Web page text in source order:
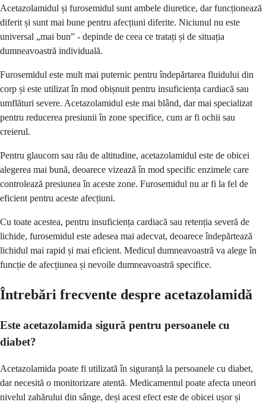
Acetazolamidul și furosemidul sunt ambele diuretice, dar funcționează
diferit și sunt mai bune pentru afecțiuni diferite. Niciunul nu este
universal „mai bun” - depinde de ceea ce tratați și de situația
dumneavoastră individuală.
Furosemidul este mult mai puternic pentru îndepărtarea fluidului din
corp și este utilizat în mod obișnuit pentru insuficiența cardiacă sau
umflături severe. Acetazolamidul este mai blând, dar mai specializat
pentru reducerea presiunii în zone specifice, cum ar fi ochii sau
creierul.
Pentru glaucom sau rău de altitudine, acetazolamidul este de obicei
alegerea mai bună, deoarece vizează în mod specific enzimele care
controlează presiunea în aceste zone. Furosemidul nu ar fi la fel de
eficient pentru aceste afecțiuni.
Cu toate acestea, pentru insuficiența cardiacă sau retenția severă de
lichide, furosemidul este adesea mai adecvat, deoarece îndepărtează
lichidul mai rapid și mai eficient. Medicul dumneavoastră va alege în
funcție de afecțiunea și nevoile dumneavoastră specifice.
Întrebări frecvente despre acetazolamidă
Este acetazolamida sigură pentru persoanele cu
diabet?
Acetazolamida poate fi utilizată în siguranță la persoanele cu diabet,
dar necesită o monitorizare atentă. Medicamentul poate afecta uneori
nivelul zahărului din sânge, deși acest efect este de obicei ușor și